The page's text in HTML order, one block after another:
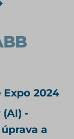
Expo 2024
-
a